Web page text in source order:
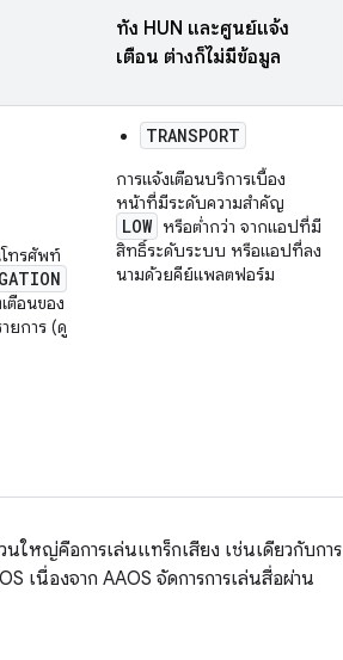
ทั้ง HUN และศูนย์แจ้ง
เตือน ต่างก็ไม่มีข้อมูล
ทรศัพท์
ตือนของ
ยการ (ดู
TRANSPORT
การแจ้งเตือนบริการเบื้อง
หน้าที่มีระดับความสำคัญ
LOW หรือต่ำกว่า จากแอปที่มี
สิทธิ์ระดับระบบ หรือแอปที่ลง
นามด้วยคีย์แพลตฟอร์ม
นใหญ่คือการเล่นแทร็กเสียง เช่นเดียวกับการ
เนื่องจาก AAOS จัดการการเล่นสื่อผ่าน